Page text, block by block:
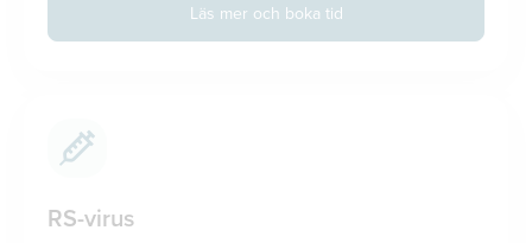
Läs mer och boka tid
RS-virus